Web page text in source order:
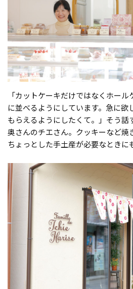
「カットケーキだけではなくホー
に並べるようにしています。急に欲
もらえるようにしたくて。」そう話
奥さんのチエさん。クッキーなど焼
ちょっとした手土産が必要なときに